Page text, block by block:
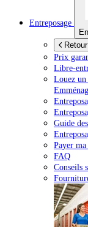
Entreposage
Prix
Libre-
Louez un
Guide
Payer
FAQ
Conseils